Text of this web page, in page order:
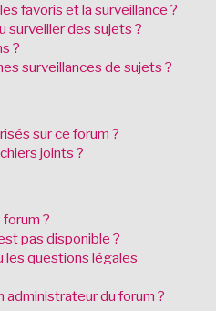
favoris et la surveillance ?
surveiller des sujets ?
?
surveillances de sujets ?
sur ce forum ?
joints ?
?
pas disponible ?
les questions légales
du forum ?